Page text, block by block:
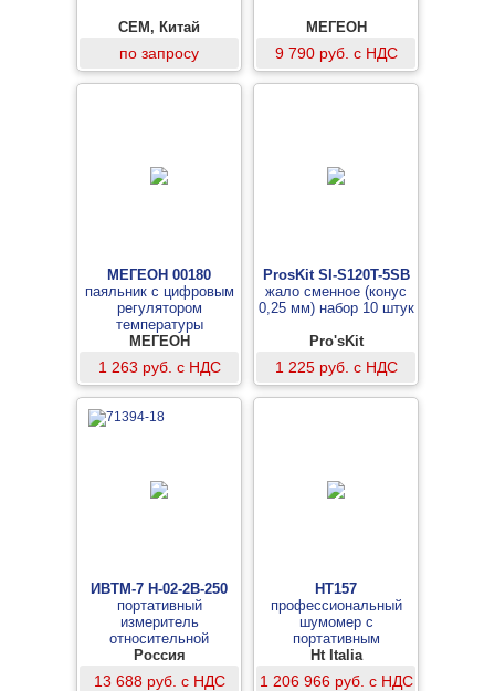
CEM, Китай
по запросу
МЕГЕОН
9 790 руб. с НДС
МЕГЕОН 00180
паяльник с цифровым
регулятором
температуры
МЕГЕОН
1 263 руб. с НДС
ProsKit SI-S120T-5SB
жало сменное (конус
0,25 мм) набор 10 штук
Pro'sKit
1 225 руб. с НДС
ИВТМ-7 Н-02-2В-250
портативный
измеритель
относительной
влажности и
температуры, 250 мм
Россия
13 688 руб. с НДС
HT157
профессиональный
шумомер с
портативным
калибратором
Ht Italia
1 206 966 руб. с НДС